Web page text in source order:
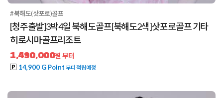
#북해도(삿포로)골프
[청주출발]3박4일 북해도골프[북해도2색]삿포로골프 기타
히로시마골프리조트
1,490,000원 부터
14,900 G Point 부터 적립예정